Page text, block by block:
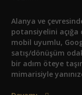
Alanya ve
potansiyelini açığa
mobil uyumlu,
satış/dönüşüm
bir adım öteye
mimarisiyle